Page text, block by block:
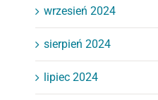
wrzesień 2024
sierpień 2024
lipiec 2024